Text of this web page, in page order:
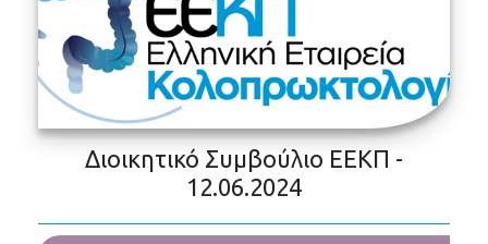
Διοικητικό Συμβούλιο ΕΕΚΠ -
12.06.2024